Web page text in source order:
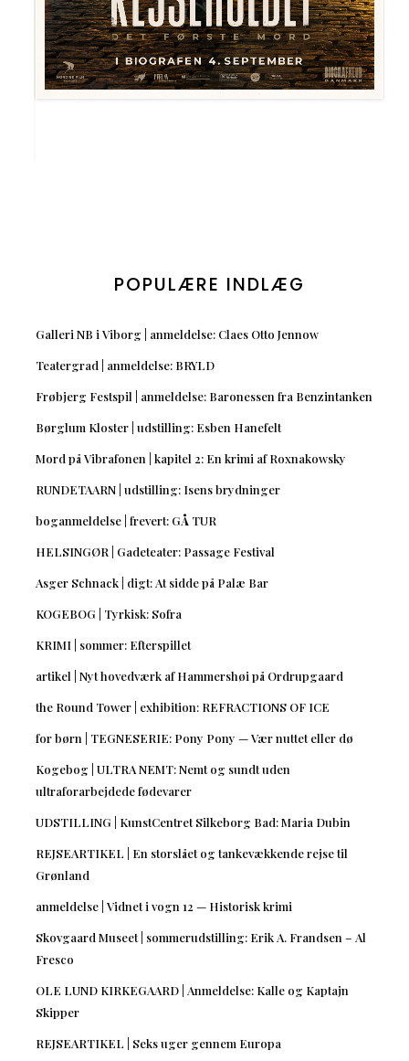
POPULÆRE INDLÆG
Galleri NB i Viborg | anmeldelse: Claes Otto Jennow
Teatergrad | anmeldelse: BRYLD
Frøbjerg Festspil | anmeldelse: Baronessen fra Benzintanken
Børglum Kloster | udstilling: Esben Hanefelt
Mord på Vibrafonen | kapitel 2: En krimi af Roxnakowsky
RUNDETAARN | udstilling: Isens brydninger
boganmeldelse | frevert: GÅ TUR
HELSINGØR | Gadeteater: Passage Festival
Asger Schnack | digt: At sidde på Palæ Bar
KOGEBOG | Tyrkisk: Sofra
KRIMI | sommer: Efterspillet
artikel | Nyt hovedværk af Hammershøi på Ordrupgaard
the Round Tower | exhibition: REFRACTIONS OF ICE
for børn | TEGNESERIE: Pony Pony — Vær nuttet eller dø
Kogebog | ULTRA NEMT: Nemt og sundt uden
ultraforarbejdede fødevarer
UDSTILLING | KunstCentret Silkeborg Bad: Maria Dubin
REJSEARTIKEL | En storslået og tankevækkende rejse til
Grønland
anmeldelse | Vidnet i vogn 12 — Historisk krimi
Skovgaard Museet | sommerudstilling: Erik A. Frandsen – Al
Fresco
OLE LUND KIRKEGAARD | Anmeldelse: Kalle og Kaptajn
Skipper
REJSEARTIKEL | Seks uger gennem Europa